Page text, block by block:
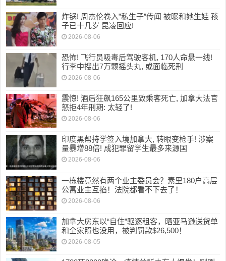
炸锅! 周杰伦卷入”私生子”传闻 被曝和她生娃 孩
子已十几岁 昆凌回应!
2026-08-06
恐怖! 飞行员吸毒后驾驶客机, 170人命悬一线!
行李中搜出7万颗摇头丸, 或面临死刑
2026-08-06
震惊! 酒后狂飙165公里致乘客死亡, 加拿大法官
怒拒4年刑期: 太轻了!
2026-08-06
印度黑帮持学签入境加拿大, 转眼变枪手! 涉案
量暴增88倍! 成犯罪留学生最多来源国
2026-08-06
一栋楼竟然有两个业主委员会？素里180户高层
公寓业主互掐！法院都看不下去了！
2026-08-06
加拿大房东以“自住”驱逐租客，晒亚马逊送货单
和全家照也没用，被判罚款$26,500！
2026-08-05